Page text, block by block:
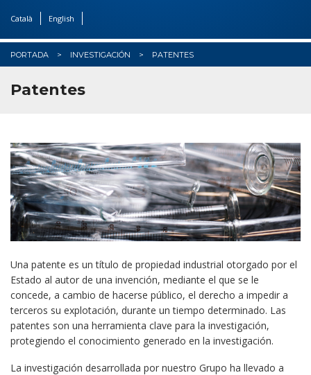
Català English
PORTADA INVESTIGACIÓN PATENTES
Patentes
Una patente es un título de propiedad industrial otorgado por el
Estado al autor de una invención, mediante el que se le
concede, a cambio de hacerse público, el derecho a impedir a
terceros su explotación, durante un tiempo determinado. Las
patentes son una herramienta clave para la investigación,
protegiendo el conocimiento generado en la investigación.
La investigación desarrollada por nuestro Grupo ha llevado a